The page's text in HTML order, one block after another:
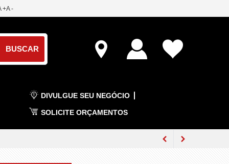
+A -
DIVULGUE SEU NEGÓCIO
SOLICITE ORÇAMENTOS